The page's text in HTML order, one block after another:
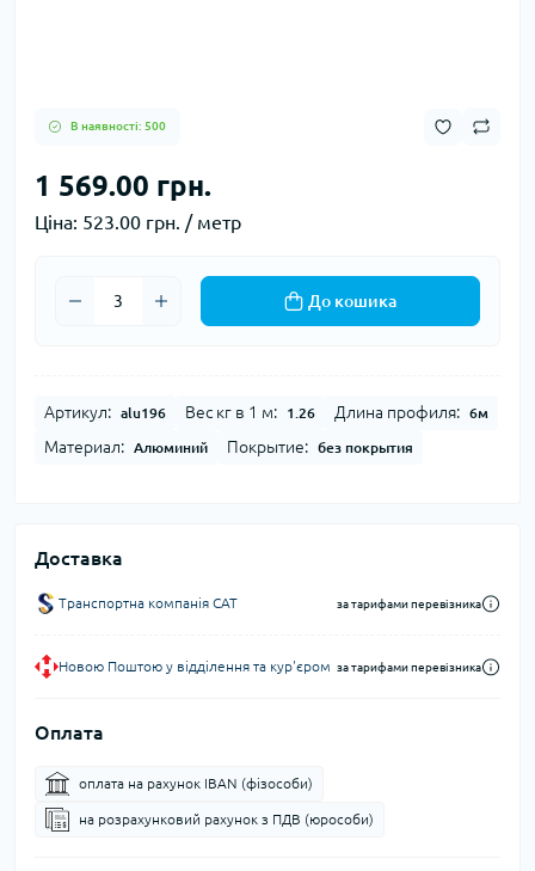
В наявності: 500
1 569.00 грн.
Ціна: 523.00 грн. / метр
До кошика
Артикул: alu196 Вес кг в 1 м: 1.26 Длина профиля: 6м
Материал: Алюминий Покрытие: без покрытия
Доставка
Транспортна компанія CAT за тарифами перевізника
Новою Поштою у відділення та кур'єром за тарифами перевізника
Оплата
оплата на рахунок IBAN (фізособи)
на розрахунковий рахунок з ПДВ (юрособи)